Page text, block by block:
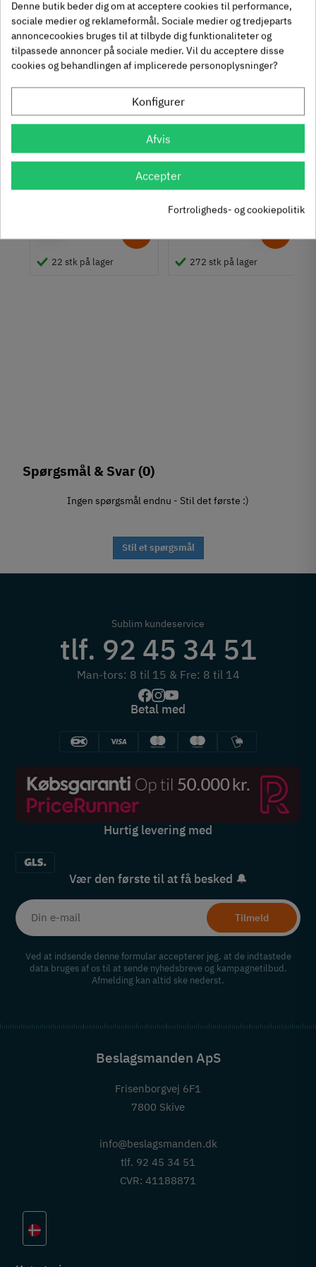
312 stk på lager 1131 stk på lager
Se også disse alternativer i stedet
Vinkelbeslag [A2] - 31-
22 stk på lager
Hyldebærer i stål 20 x
20 mm - gul
galvaniseret
272 stk på lager
Spørgsmål & Svar(0)
Ingen spørgsmål endnu - Stil det første :)
Stil et spørgsmål
Sublim kundeservice
tlf. 92 45 34 51
Man-tors: 8 til 15 & Fre: 8 til 14
Betal med
Hurtig levering med
Vær den første til at få besked 🔔
Tilmeld
Ved at indsende denne formular accepterer jeg, at de indtastede
data bruges af os til at sende nyhedsbreve og kampagnetilbud.
Afmelding kan altid ske nederst.
Beslagsmanden ApS
Frisenborgvej 6F1
7800 Skive
info@beslagsmanden.dk
tlf. 92 45 34 51
CVR: 41188871
Denne butik beder dig om at acceptere cookies til performance,
sociale medier og reklameformål. Sociale medier og tredjeparts
annoncecookies bruges til at tilbyde dig funktionaliteter og
tilpassede annoncer på sociale medier. Vil du acceptere disse
cookies og behandlingen af implicerede personoplysninger?
Konfigurer
Afvis
Accepter
Fortroligheds- og cookiepolitik